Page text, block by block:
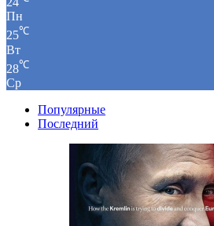
Пн
25℃
Вт
28℃
Ср
Популярные
Последний